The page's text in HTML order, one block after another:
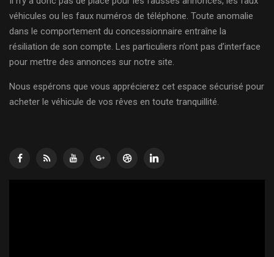
véhicules ou les faux numéros de téléphone. Toute anomalie
dans le comportement du concessionnaire entraîne la
résiliation de son compte. Les particuliers n’ont pas d’interface
pour mettre des annonces sur notre site.
Nous espérons que vous apprécierez cet espace sécurisé pour
acheter le véhicule de vos rêves en toute tranquillité.